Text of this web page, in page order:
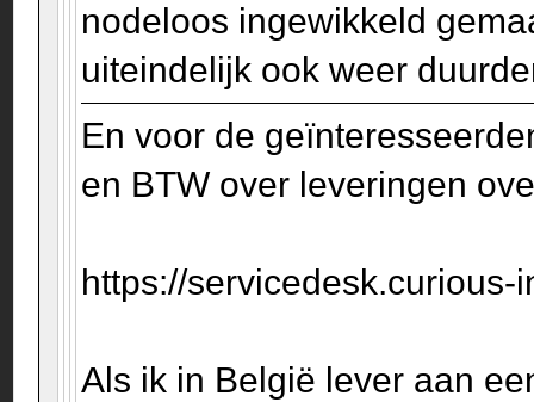
nodeloos ingewikkeld
uiteindelijk ook weer
En voor de
en BTW over leveringen
https://
Als ik in België lever aan